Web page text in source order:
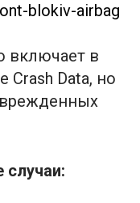
blokiv-airbag
включает в
Crash Data, но